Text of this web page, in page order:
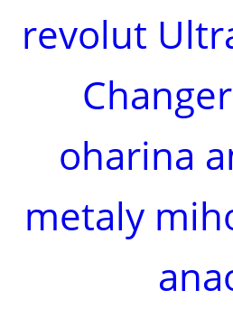
revolut
oharina
metaly